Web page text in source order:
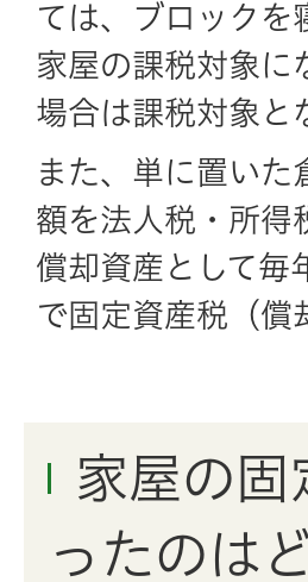
ては、ブロックを
家屋の課税対象に
場合は課税対象と
また、単に置いた
額を法人税・所得
償却資産として毎
で固定資産税（償
家屋の固
ったのは